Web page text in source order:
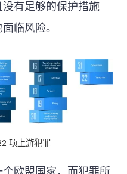
有足够的保护措施
临风险。
项上游犯罪